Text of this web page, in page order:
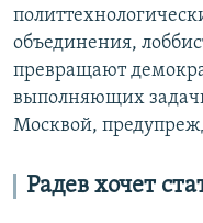
объединения,
превращают
выполняющих
Москвой,
Радев хочет